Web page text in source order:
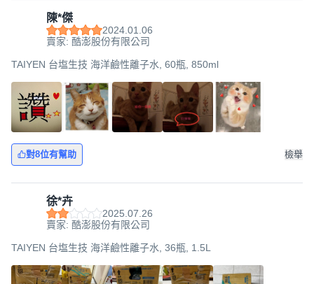
陳*傑
2024.01.06
賣家: 酷澎股份有限公司
TAIYEN 台塩生技 海洋鹼性離子水, 60瓶, 850ml
對8位有幫助 檢舉
徐*卉
2025.07.26
賣家: 酷澎股份有限公司
TAIYEN 台塩生技 海洋鹼性離子水, 36瓶, 1.5L